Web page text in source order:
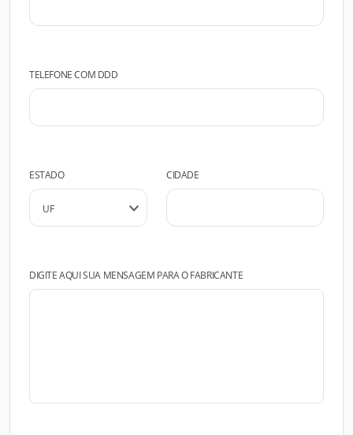
TELEFONE COM DDD
ESTADO CIDADE
DIGITE AQUI SUA MENSAGEM PARA O FABRICANTE